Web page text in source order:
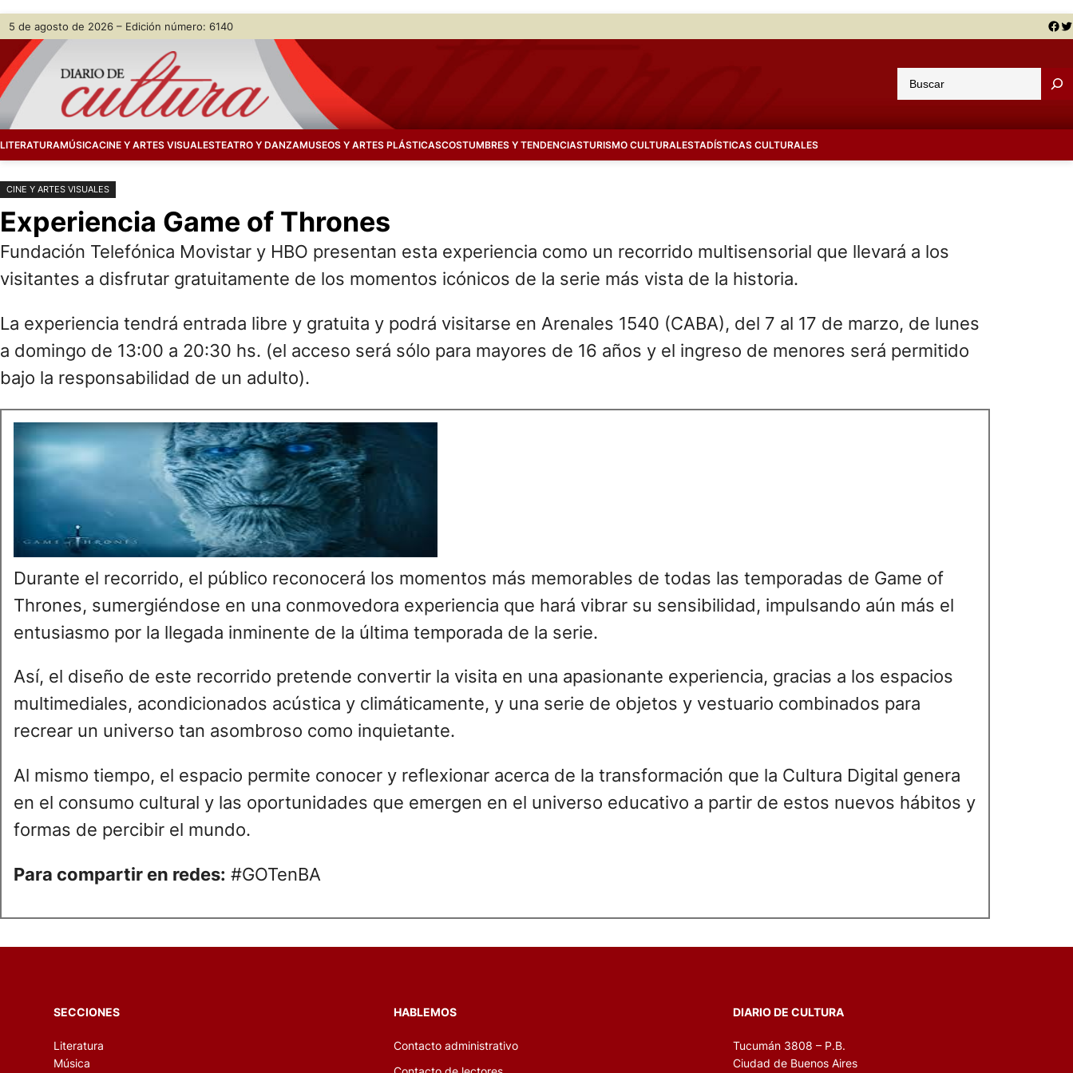
Saltar
contenido
Skip
content
5 de agosto de 2026 – Edición número: 6140 Facebook Twitter
u
a
LITERATURAMÚSICACINE Y ARTES VISUALESTEATRO Y DANZAMUSEOS Y ARTES PLÁSTICASCOSTUMBRES Y TENDENCIASTURISMO CULTURALESTADÍSTICAS CULTURALES
CINE Y ARTES VISUALES
Experiencia Game of Thrones
Fundación Telefónica Movistar y HBO presentan esta experiencia como un recorrido multisensorial que llevará a los
visitantes a disfrutar gratuitamente de los momentos icónicos de la serie más vista de la historia.
La experiencia tendrá entrada libre y gratuita y podrá visitarse en Arenales 1540 (CABA), del 7 al 17 de marzo, de lunes
a domingo de 13:00 a 20:30 hs. (el acceso será sólo para mayores de 16 años y el ingreso de menores será permitido
bajo la responsabilidad de un adulto).
Durante el recorrido, el público reconocerá los momentos más memorables de todas las temporadas de Game of
Thrones, sumergiéndose en una conmovedora experiencia que hará vibrar su sensibilidad, impulsando aún más el
entusiasmo por la llegada inminente de la última temporada de la serie.
Así, el diseño de este recorrido pretende convertir la visita en una apasionante experiencia, gracias a los espacios
multimediales, acondicionados acústica y climáticamente, y una serie de objetos y vestuario combinados para
recrear un universo tan asombroso como inquietante.
Al mismo tiempo, el espacio permite conocer y reflexionar acerca de la transformación que la Cultura Digital genera
en el consumo cultural y las oportunidades que emergen en el universo educativo a partir de estos nuevos hábitos y
formas de percibir el mundo.
Para compartir en redes: #GOTenBA
SECCIONES
Literatura
Música
HABLEMOS
Contacto administrativo
DIARIO DE CULTURA
Tucumán 3808 – P.B.
Ciudad de Buenos Aires